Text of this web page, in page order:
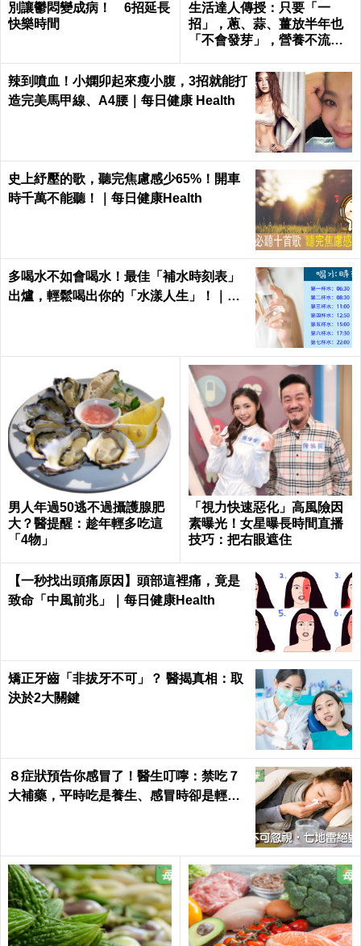
別讓鬱悶變成病！ 6招延長
快樂時間
生活達人傳授：只要「一
招」，蔥、蒜、薑放半年也
「不會發芽」，營養不流
辣到噴血！小嫻卯起來瘦小腹，3招就能打
造完美馬甲線、A4腰｜每日健康 Health
史上紓壓的歌，聽完焦慮感少65%！開車
時千萬不能聽！｜每日健康Health
多喝水不如會喝水！最佳「補水時刻表」
出爐，輕鬆喝出你的「水漾人生」！｜每
男人年過50逃不過攝護腺肥
大？醫提醒：趁年輕多吃這
「4物」
「視力快速惡化」高風險因
素曝光！女星曝長時間直播
技巧：把右眼遮住
【一秒找出頭痛原因】頭部這裡痛，竟是
致命「中風前兆」｜每日健康Health
矯正牙齒「非拔牙不可」？ 醫揭真相：取
決於2大關鍵
８症狀預告你感冒了！醫生叮嚀：禁吃７
大補藥，平時吃是養生、感冒時卻是輕生